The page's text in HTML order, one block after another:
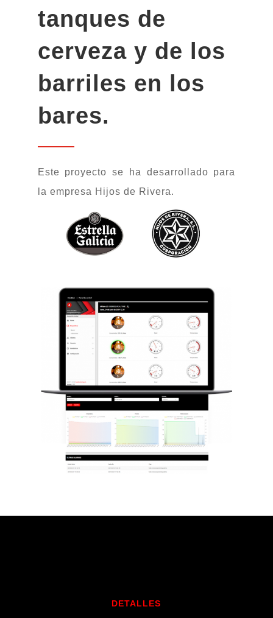
tanques de
cerveza y de los
barriles en los
bares.
Este proyecto se ha desarrollado para
la empresa Hijos de Rivera.
DETALLES